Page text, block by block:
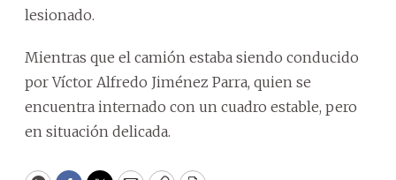
lesionado.
Mientras que el camión estaba siendo conducido
por Víctor Alfredo Jiménez Parra, quien se
encuentra internado con un cuadro estable, pero
en situación delicada.